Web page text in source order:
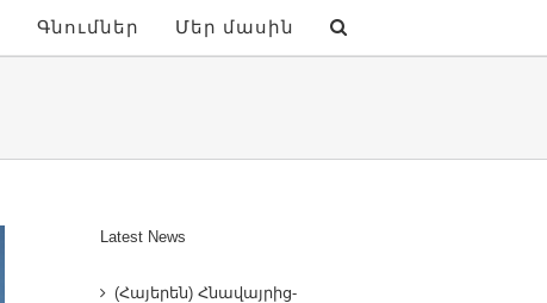
Գնումներ Մեր մասին
Latest News
(Հայերեն) Հնավայրից-